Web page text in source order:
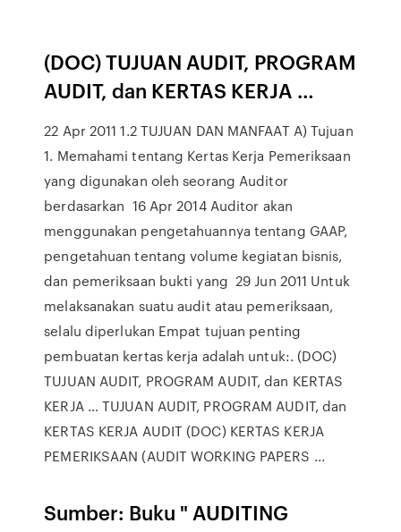
(DOC) TUJUAN AUDIT, PROGRAM
AUDIT, dan KERTAS KERJA …
22 Apr 2011 1.2 TUJUAN DAN MANFAAT A) Tujuan
1. Memahami tentang Kertas Kerja Pemeriksaan
yang digunakan oleh seorang Auditor
berdasarkan 16 Apr 2014 Auditor akan
menggunakan pengetahuannya tentang GAAP,
pengetahuan tentang volume kegiatan bisnis,
dan pemeriksaan bukti yang 29 Jun 2011 Untuk
melaksanakan suatu audit atau pemeriksaan,
selalu diperlukan Empat tujuan penting
pembuatan kertas kerja adalah untuk:. (DOC)
TUJUAN AUDIT, PROGRAM AUDIT, dan KERTAS
KERJA … TUJUAN AUDIT, PROGRAM AUDIT, dan
KERTAS KERJA AUDIT (DOC) KERTAS KERJA
PEMERIKSAAN (AUDIT WORKING PAPERS ...
Sumber: Buku " AUDITING